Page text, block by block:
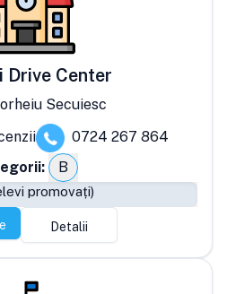
Drive Center
Secuiesc
0724 267 864
B
promovați)
Detalii